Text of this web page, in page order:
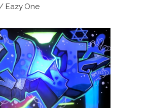
Eazy One